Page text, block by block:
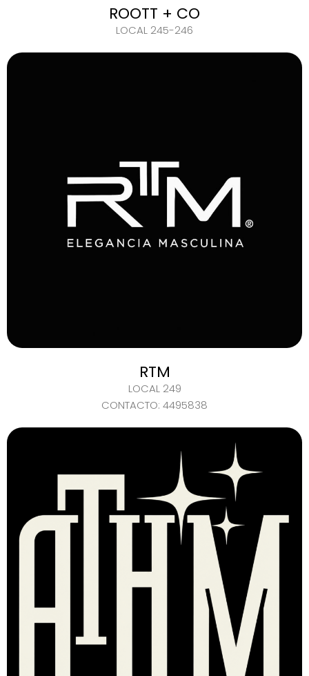
ROOTT + CO
LOCAL 245-246
RTM
LOCAL 249
CONTACTO: 4495838